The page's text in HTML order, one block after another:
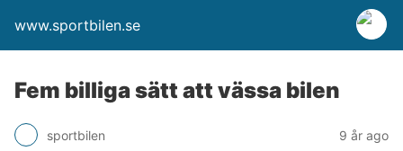
www.sportbilen.se
Fem billiga sätt att vässa bilen
sportbilen 9 år ago